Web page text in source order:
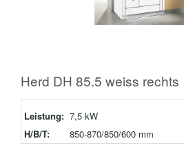
Herd DH 85.5 weiss rechts
Leistung: 7,5 kW
H/B/T:
850-870/850/600 mm